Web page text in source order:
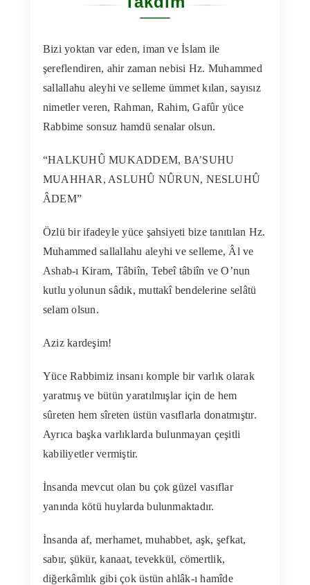
Search
Bizi yoktan var eden, iman ve İslam ile
şereflendiren, ahir zaman nebisi Hz. Muhammed
sallallahu aleyhi ve selleme ümmet kılan, sayısız
nimetler veren, Rahman, Rahim, Gafûr yüce
Rabbime sonsuz hamdü senalar olsun.
“HALKUHÛ MUKADDEM, BA’SUHU
MUAHHAR, ASLUHÛ NÛRUN, NESLUHÛ
ÂDEM”
Özlü bir ifadeyle yüce şahsiyeti bize tanıtılan Hz.
Muhammed sallallahu aleyhi ve selleme, Âl ve
Ashab-ı Kiram, Tâbiîn, Tebeî tâbiîn ve O’nun
kutlu yolunun sâdık, muttakî bendelerine selâtü
selam olsun.
Aziz kardeşim!
Yüce Rabbimiz insanı komple bir varlık olarak
yaratmış ve bütün yaratılmışlar için de hem
sûreten hem sîreten üstün vasıflarla donatmıştır.
Ayrıca başka varlıklarda bulunmayan çeşitli
kabiliyetler vermiştir.
İnsanda mevcut olan bu çok güzel vasıflar
yanında kötü huylarda bulunmaktadır.
İnsanda af, merhamet, muhabbet, aşk, şefkat,
sabır, şükür, kanaat, tevekkül, cömertlik,
diğerkâmlık gibi çok üstün ahlâk-ı hamîde